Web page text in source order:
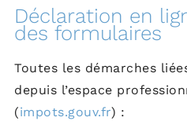
Déclaration en
des formulaires
Toutes les démarches
depuis l’espace
(impots.gouv.fr) :